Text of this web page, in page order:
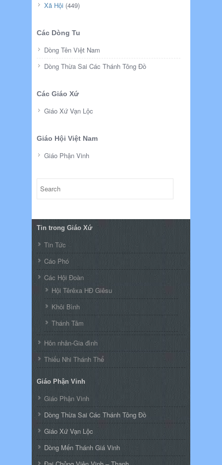
Xã Hội (449)
Các Dòng Tu
Dòng Tên Việt Nam
Dòng Thừa Sai Các Thánh Tông Đồ
Các Giáo Xứ
Giáo Xứ Vạn Lộc
Giáo Hội Việt Nam
Giáo Phận Vinh
Tin trong Giáo Xứ
Tin Tức
Cáo Phó
Các Hội Đoàn
Hội Têrêxa HĐ Giêsu
Khôi Bình
Thánh Tâm
Hôn nhân-Gia đình
Thiếu Nhi Thánh Thể
Giáo Phận Vinh
Giáo Phận Vinh
Dòng Thừa Sai Các Thánh Tông Đồ
Giáo Xứ Vạn Lộc
Dòng Mến Thánh Giá Vinh